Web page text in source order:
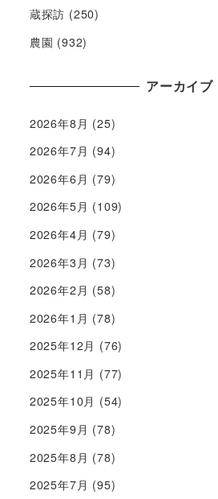
蔵探訪 (250)
農園 (932)
アーカイブ
2026年8月 (25)
2026年7月 (94)
2026年6月 (79)
2026年5月 (109)
2026年4月 (79)
2026年3月 (73)
2026年2月 (58)
2026年1月 (78)
2025年12月 (76)
2025年11月 (77)
2025年10月 (54)
2025年9月 (78)
2025年8月 (78)
2025年7月 (95)